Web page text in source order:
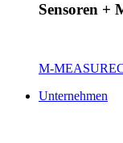
Sensoren +
M-
Unternehmen